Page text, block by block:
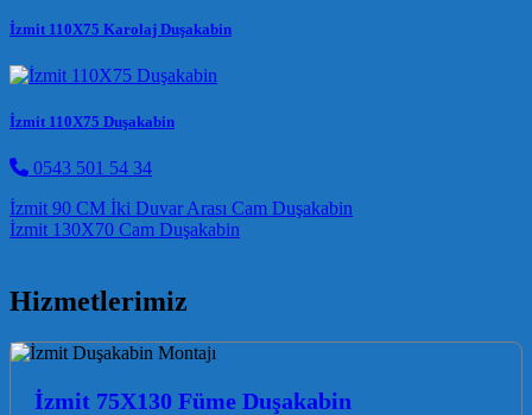
İzmit 110X75 Karolaj Duşakabin
İzmit 110X75 Duşakabin
0543 501 54 34
Post navigation
İzmit 90 CM İki Duvar Arası Cam Duşakabin
İzmit 130X70 Cam Duşakabin
Hizmetlerimiz
İzmit 75X130 Füme Duşakabin